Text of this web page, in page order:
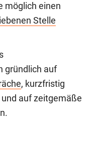
möglich einen
Stelle
gründlich auf
, kurzfristig
und auf zeitgemäße